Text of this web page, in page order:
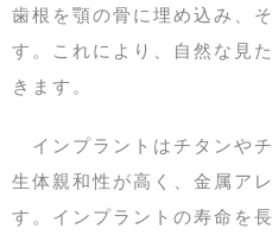
歯根を顎の骨に埋め込み、
す。これにより、自然な見
きます。
インプラントはチタンや
生体親和性が高く、金属ア
す。インプラントの寿命を